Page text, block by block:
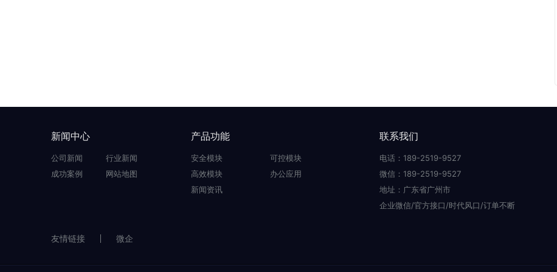
新闻中心
公司新闻
行业新闻
成功案例
网站地图
产品功能
安全模块
可控模块
高效模块
办公应用
新闻资讯
联系我们
电话：189-2519-9527
微信：189-2519-9527
地址：广东省广州市
企业微信/官方接口/时代风口/订单不断
友情链接 微企